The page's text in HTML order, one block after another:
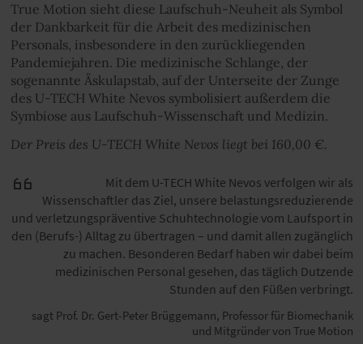
True Motion sieht diese Laufschuh-Neuheit als Symbol
der Dankbarkeit für die Arbeit des medizinischen
Personals, insbesondere in den zurückliegenden
Pandemiejahren. Die medizinische Schlange, der
sogenannte Äskulapstab, auf der Unterseite der Zunge
des U-TECH White Nevos symbolisiert außerdem die
Symbiose aus Laufschuh-Wissenschaft und Medizin.
Der Preis des U-TECH White Nevos liegt bei 160,00 €.
Mit dem U-TECH White Nevos verfolgen wir als
Wissenschaftler das Ziel, unsere belastungsreduzierende
und verletzungspräventive Schuhtechnologie vom Laufsport in
den (Berufs-) Alltag zu übertragen – und damit allen zugänglich
zu machen. Besonderen Bedarf haben wir dabei beim
medizinischen Personal gesehen, das täglich Dutzende
Stunden auf den Füßen verbringt.
sagt Prof. Dr. Gert-Peter Brüggemann, Professor für Biomechanik
und Mitgründer von True Motion